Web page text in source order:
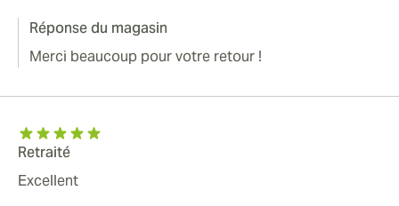
Réponse du magasin
Merci beaucoup pour votre retour !
Retraité
Excellent